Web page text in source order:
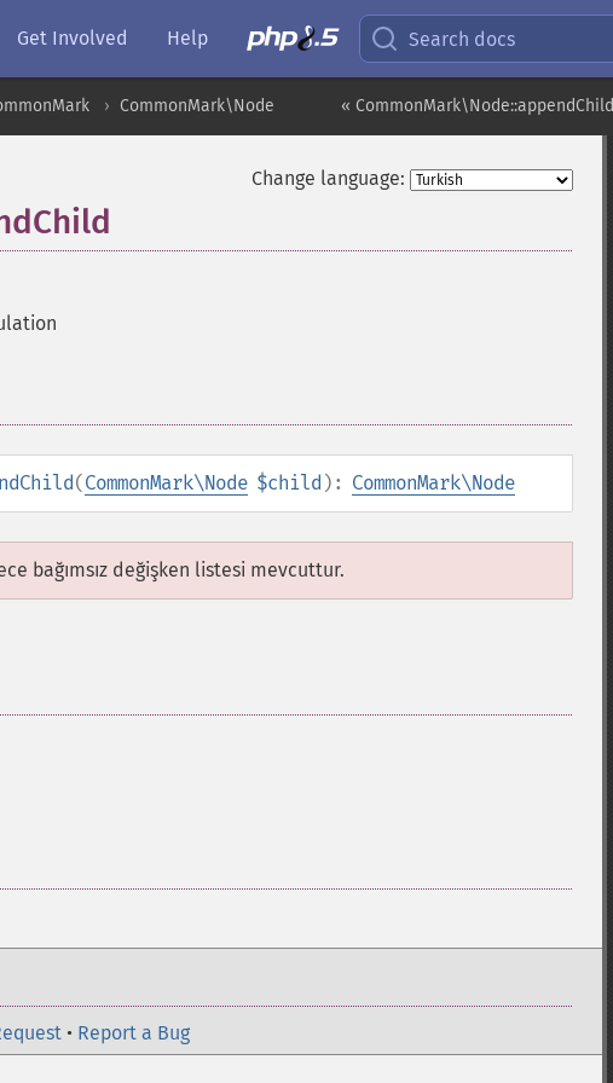
Get Involved Help Search docs
« CommonMark\Node::appendChild
CommonMark\Node
Change language:
(CommonMark\Node $child ): CommonMark\Node
bağımsız değişken listesi mevcuttur.
• Report a Bug